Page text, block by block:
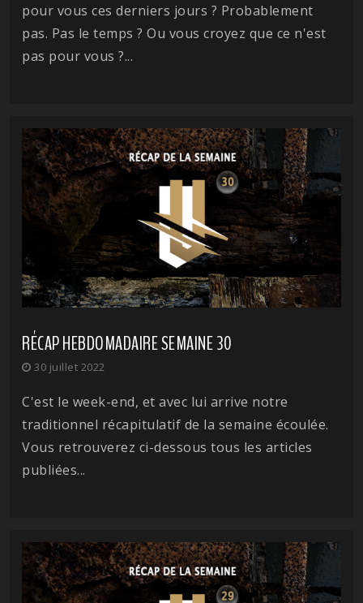
pour vous ces derniers jours ? Probablement
pas. Pas le temps ? Ou vous croyez que ce n'est
pas pour vous ?...
RÉCAP HEBDOMADAIRE SEMAINE 30
30 juillet 2022
C'est le week-end, et avec lui arrive notre
traditionnel récapitulatif de la semaine écoulée.
Vous retrouverez ci-dessous tous les articles
publiées...